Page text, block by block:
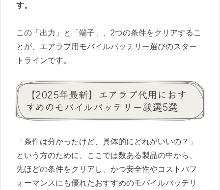
す。
この「出力」と「端子」、2つの条件をクリアするこ
とが、エアラブ用モバイルバッテリー選びのスター
トラインです。
【2025年最新】エアラブ代用におす
すめのモバイルバッテリー厳選5選
「条件は分かったけど、具体的にどれがいいの？」
という方のために、ここでは数ある製品の中から、
先ほどの条件をクリアし、かつ安全性やコストパフ
ォーマンスにも優れたおすすめのモバイルバッテリ